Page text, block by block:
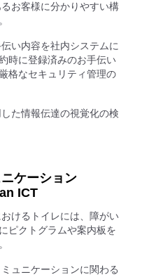
お客様に分かりやすい構
い内容を社内システムに
時に登録済みのお手伝い
格なセキュリティ管理の
た情報伝達の視覚化の検
ニケーション
ICT
けるトイレには、障がい
ピクトグラムや案内板を
ュニケーションに関わる